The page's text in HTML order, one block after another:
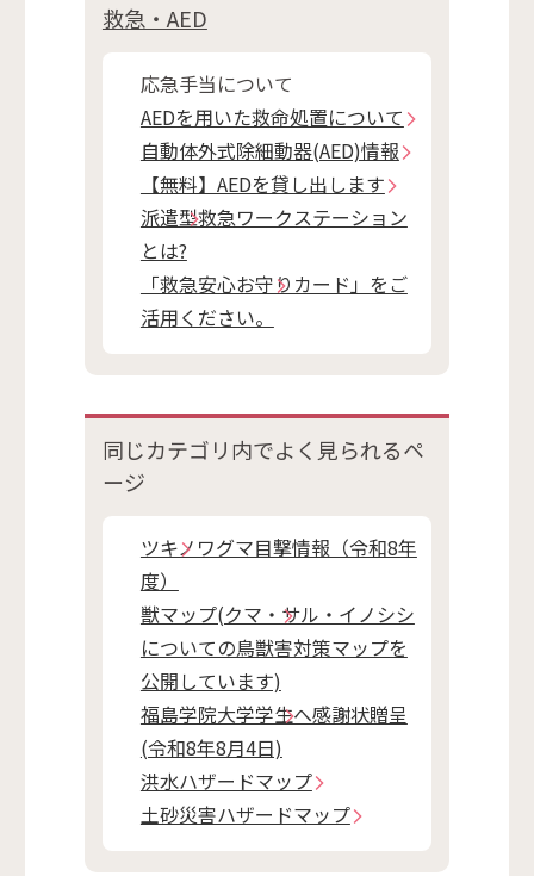
救急・AED
応急手当について
AEDを用いた救命処置について
自動体外式除細動器(AED)情報
【無料】AEDを貸し出します
派遣型救急ワークステーション
とは?
「救急安心お守りカード」をご
活用ください。
同じカテゴリ内でよく見られるペ
ージ
ツキノワグマ目撃情報（令和8年
度）
獣マップ(クマ・サル・イノシシ
についての鳥獣害対策マップを
公開しています)
福島学院大学学生へ感謝状贈呈
(令和8年8月4日)
洪水ハザードマップ
土砂災害ハザードマップ